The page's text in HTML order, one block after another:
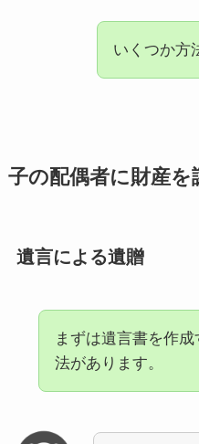
いくつか方
子の配偶者に財産を
遺言による遺贈
まずは遺言書を作
法があります。